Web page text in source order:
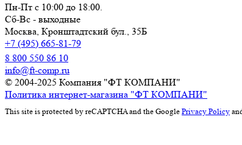
Пн-Пт с 10:00 до 18:00.
Сб-Вс - выходные
Москва, Кронштадтский бул., 35Б
+7 (495) 665-81-79
8 800 550 86 10
info@ft-comp.ru
© 2004-2025 Компания "ФТ КОМПАНИ"
Политика интернет-магазина "ФТ КОМПАНИ"
This site is protected by reCAPTCHA and the Google Privacy Policy